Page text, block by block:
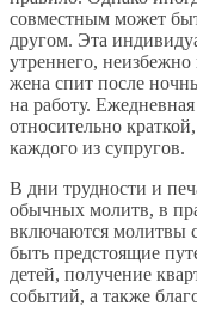
совместным может
другом. Эта
утреннего, неизбежно
жена спит после
на работу.
относительно
каждого из супругов.
В дни трудности и
обычных молитв, в
включаются молитвы
быть предстоящие
детей, получение
событий, а также